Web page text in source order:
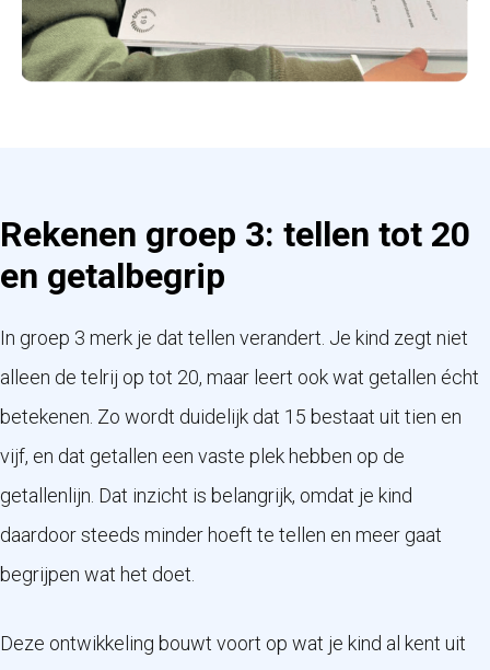
Rekenen groep 3: tellen tot 20
en getalbegrip
In groep 3 merk je dat tellen verandert. Je kind zegt niet
alleen de telrij op tot 20, maar leert ook wat getallen écht
betekenen. Zo wordt duidelijk dat 15 bestaat uit tien en
vijf, en dat getallen een vaste plek hebben op de
getallenlijn. Dat inzicht is belangrijk, omdat je kind
daardoor steeds minder hoeft te tellen en meer gaat
begrijpen wat het doet.
Deze ontwikkeling bouwt voort op wat je kind al kent uit